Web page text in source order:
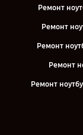
Ремонт
Ремонт
Ремонт
Ремонт
Ремонт